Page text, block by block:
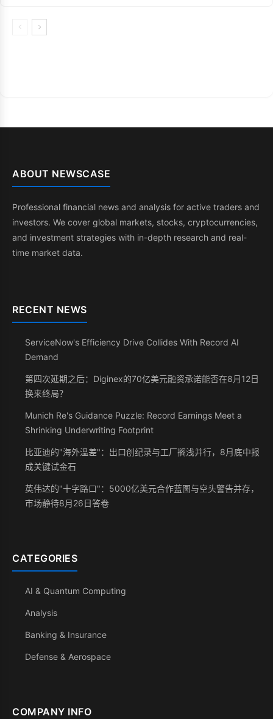
ABOUT NEWSCASE
Professional financial news and analysis for active traders and
investors. We cover global markets, stocks, cryptocurrencies,
and investment strategies with in-depth research and real-
time market data.
RECENT NEWS
ServiceNow's Efficiency Drive Collides With Record AI
Demand
第四次延期之后：Diginex的70亿美元融资承诺能否在8月12日
换来终局？
Munich Re's Guidance Puzzle: Record Earnings Meet a
Shrinking Underwriting Footprint
比亚迪的"海外温差"：出口创纪录与工厂搁浅并行，8月底中报
成关键试金石
英伟达的"十字路口"：5000亿美元合作蓝图与空头警告并存，
市场静待8月26日答卷
CATEGORIES
AI & Quantum Computing
Analysis
Banking & Insurance
Defense & Aerospace
COMPANY INFO